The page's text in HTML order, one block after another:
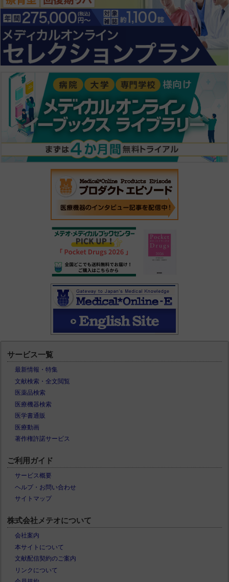
サービス一覧
最新情報・特集
文献検索・全文閲覧
医薬品検索
医療機器検索
医学書通販
医療動画
著作権許諾サービス
ご利用ガイド
サービス概要
ヘルプ・お問い合わせ
サイトマップ
株式会社メテオについて
会社案内
本サイトについて
文献配信契約のご案内
リンクについて